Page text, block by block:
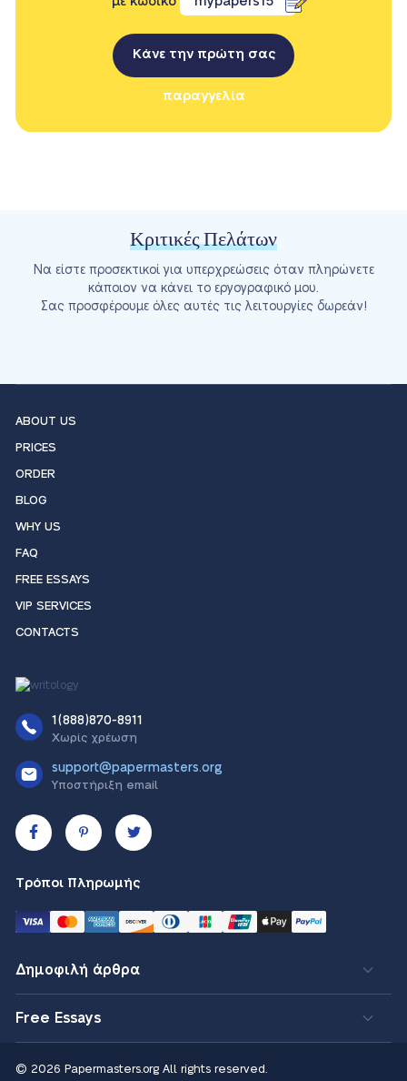
Κάνε την πρώτη σας
παραγγελία
Κριτικές Πελάτων
Να είστε προσεκτικοί για υπερχρεώσεις όταν πληρώνετε
κάποιον να κάνει το εργογραφικό μου.
Σας προσφέρουμε όλες αυτές τις λειτουργίες δωρεάν!
ABOUT US
PRICES
ORDER
BLOG
WHY US
FAQ
FREE ESSAYS
VIP SERVICES
CONTACTS
1(888)870-8911
Χωρίς χρέωση
support@papermasters.org
Υποστήριξη email
Τρόποι Πληρωμής
Δημοφιλή άρθρα
Free Essays
© 2026 Papermasters.org All rights reserved.